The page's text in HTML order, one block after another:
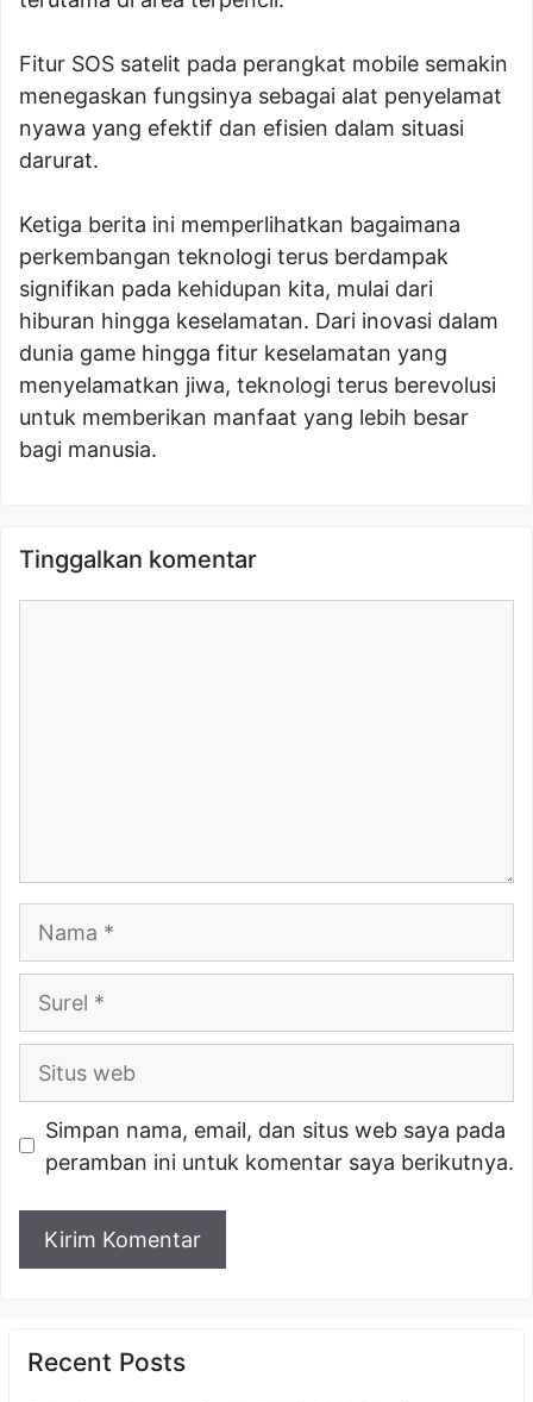
Fitur SOS satelit pada perangkat mobile semakin
menegaskan fungsinya sebagai alat penyelamat
nyawa yang efektif dan efisien dalam situasi
darurat.
Ketiga berita ini memperlihatkan bagaimana
perkembangan teknologi terus berdampak
signifikan pada kehidupan kita, mulai dari
hiburan hingga keselamatan. Dari inovasi dalam
dunia game hingga fitur keselamatan yang
menyelamatkan jiwa, teknologi terus berevolusi
untuk memberikan manfaat yang lebih besar
bagi manusia.
Tinggalkan komentar
Surel
Situs
Simpan nama, email, dan situs web saya pada
peramban ini untuk komentar saya berikutnya.
Recent Posts